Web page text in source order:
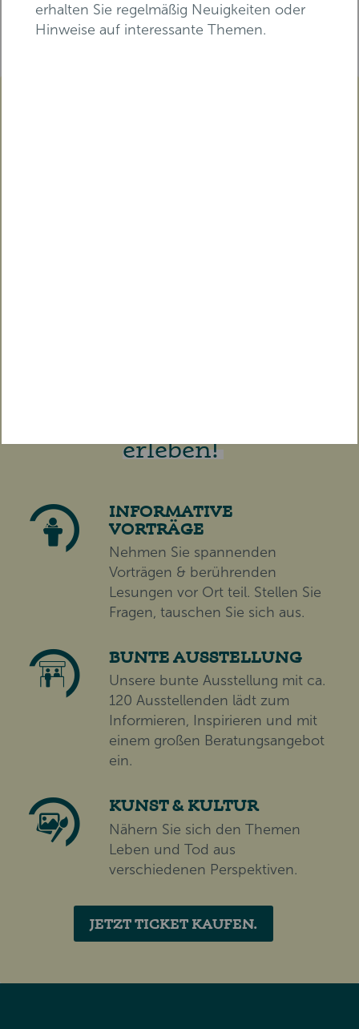
Teilen
erleben!
INFORMATIVE
VORTRÄGE
Nehmen Sie spannenden
Vorträgen & berührenden
Lesungen vor Ort teil. Stellen Sie
Fragen, tauschen Sie sich aus.
BUNTE AUSSTELLUNG
Unsere bunte Ausstellung mit ca.
120 Ausstellenden lädt zum
Informieren, Inspirieren und mit
einem großen Beratungsangebot
ein.
KUNST & KULTUR
Nähern Sie sich den Themen
Leben und Tod aus
verschiedenen Perspektiven.
JETZT TICKET KAUFEN.
erhalten Sie regelmäßig Neuigkeiten oder
Hinweise auf interessante Themen.